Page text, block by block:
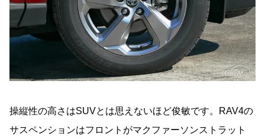
操縦性の高さはSUVとは思えないほど俊敏です。RAV4の
サスペンションはフロントがマクファーソンストラット